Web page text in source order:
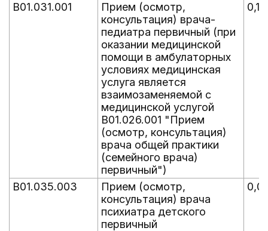
B01.031.001
Прием (осмотр,
консультация) врача-
педиатра первичный (при
оказании медицинской
помощи в амбулаторных
условиях медицинская
услуга является
взаимозаменяемой с
медицинской услугой
B01.026.001 "Прием
(осмотр, консультация)
врача общей практики
(семейного врача)
первичный")
0,1
B01.035.003
Прием (осмотр,
консультация) врача
психиатра детского
первичный